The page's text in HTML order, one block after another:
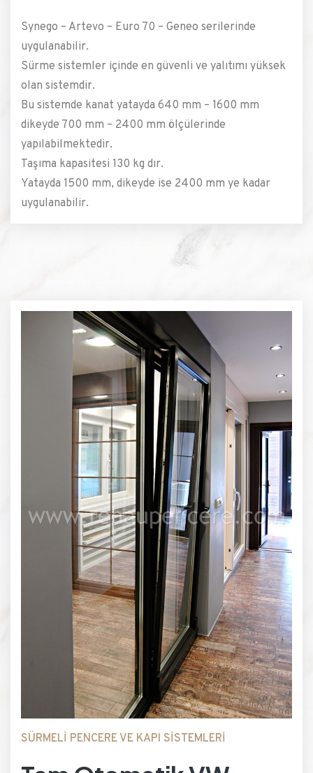
Synego – Artevo – Euro 70 – Geneo serilerinde
uygulanabilir.
Sürme sistemler içinde en güvenli ve yalıtımı yüksek
olan sistemdir.
Bu sistemde kanat yatayda 640 mm – 1600 mm
dikeyde 700 mm – 2400 mm ölçülerinde
yapılabilmektedir.
Taşıma kapasitesi 130 kg dır.
Yatayda 1500 mm, dikeyde ise 2400 mm ye kadar
uygulanabilir.
SÜRMELİ PENCERE VE KAPI SİSTEMLERİ